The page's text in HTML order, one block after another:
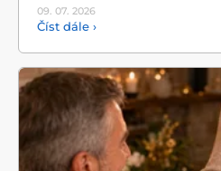
09. 07. 2026
Číst dále ›